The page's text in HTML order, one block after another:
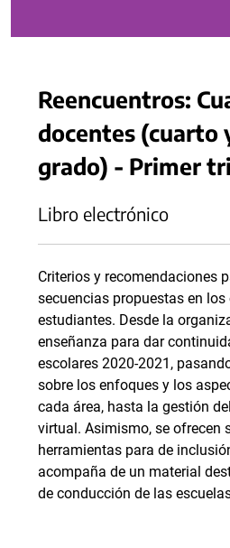
Reencuentros:
docentes (cuarto
grado) - Primer
Libro electrónico
Criterios y recomendaciones
secuencias propuestas en los
estudiantes. Desde la
enseñanza para dar
escolares 2020-2021,
sobre los enfoques y los
cada área, hasta la gestión
virtual. Asimismo, se ofrecen
herramientas para de
acompaña de un material
de conducción de las